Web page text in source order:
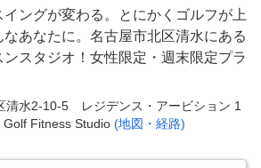
ングが変わる。とにかくゴルフが上
あなたに。名古屋市北区清水にある
スタジオ！女性限定・週末限定プラ
清水2-10-5 レジデンス・アービション 1
Fitness Studio (地図・経路)